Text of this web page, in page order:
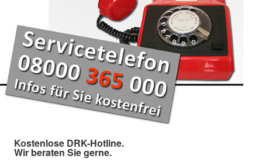
Kostenlose DRK-Hotline.
Wir beraten Sie gerne.